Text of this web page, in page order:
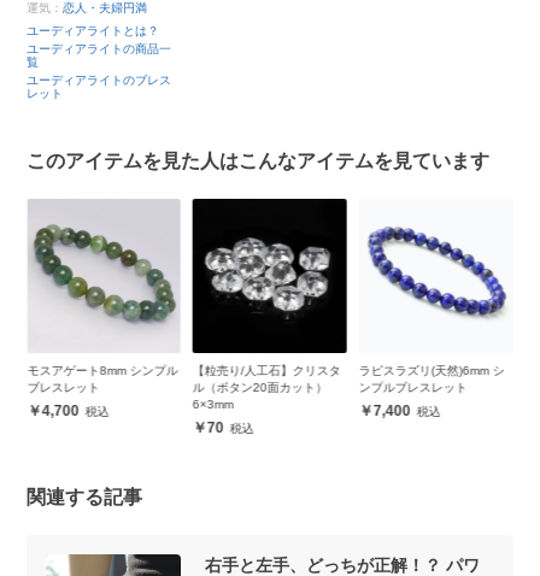
運気：恋人・夫婦円満
ユーディアライトとは？
ユーディアライトの商品一
覧
ユーディアライトのブレス
レット
このアイテムを見た人はこんなアイテムを見ています
【粒売り/人工石】クリスタ
ル（ボタン20面カット）
6×3mm
ラピスラズリ(天然)6mm シ
ンプルブレスレット
7,400
イーグルアイ6mm メンズブ
レスレット
8,700
関連する記事
右手と左手、どっちが正解！？ パワ